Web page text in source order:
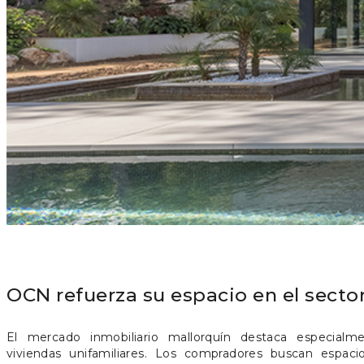
OCN refuerza su espacio en el
El mercado inmobiliario mallorquín destaca
viviendas unifamiliares. Los compradores buscan
naturales que combinan bienestar, una atractiva oferta de